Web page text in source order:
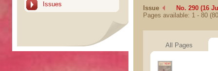
Issues
Issue
No. 290 (16
Pages available: 1 - 80
All Pages